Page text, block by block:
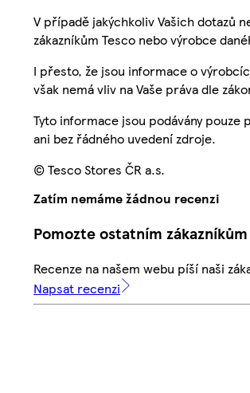
V případě jakýchkoliv Vašich dotazů
zákazníkům Tesco nebo výrobce
I přesto, že jsou informace o
však nemá vliv na Vaše práva dle
Tyto informace jsou podávány
ani bez řádného uvedení zdroje.
© Tesco Stores ČR a.s.
Zatím nemáme žádnou recenzi
Pomozte ostatním zákazníkům
Recenze na našem webu píší naši
Napsat recenzi